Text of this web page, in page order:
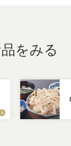
をみる